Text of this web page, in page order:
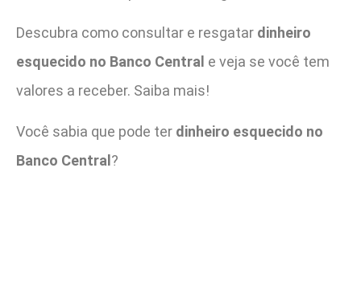
Descubra como consultar e resgatar dinheiro
esquecido no Banco Central e veja se você tem
valores a receber. Saiba mais!
Você sabia que pode ter dinheiro esquecido no
Banco Central?